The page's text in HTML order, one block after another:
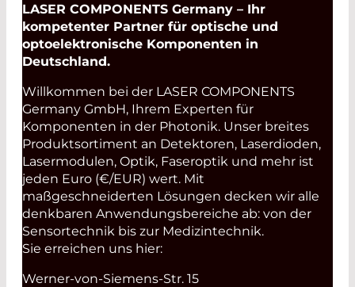
LASER COMPONENTS Germany – Ihr
kompetenter Partner für optische und
optoelektronische Komponenten in
Deutschland.
Willkommen bei der LASER COMPONENTS
Germany GmbH, Ihrem Experten für
Komponenten in der Photonik. Unser breites
Produktsortiment an Detektoren, Laserdioden,
Lasermodulen, Optik, Faseroptik und mehr ist
jeden Euro (€/EUR) wert. Mit
maßgeschneiderten Lösungen decken wir alle
denkbaren Anwendungsbereiche ab: von der
Sensortechnik bis zur Medizintechnik.
Sie erreichen uns hier:
Werner-von-Siemens-Str. 15